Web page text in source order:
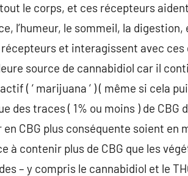
le corps, et ces récepteurs
l’humeur, le sommeil, la
récepteurs et interagissent avec
source de cannabidiol car il
( ‘ marijuana ‘ ) ( même si cela
des traces ( 1% ou moins ) de CBG
CBG plus conséquente soient
à contenir plus de CBG que les
– y compris le cannabidiol et le